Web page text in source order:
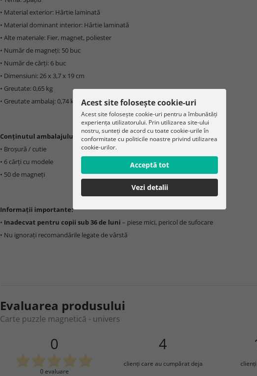
• Material exterior: Hârtie laminată
• Material dominant interior: Hârtie laminată
• Alte materiale: Fier, magnet, poliester
• Număr de magneți: 50 buc
• Număr de cărți: 6 buc
• Dimensiuni: 26 x 3,7 x 19 cm
• Greutate: 0,65 kg
• Greutate ambalaj: 0,74 kg
Conținutul ambalajului:
• Broșură / cutie
• 6 cărți cu modele
• 50 de magneți
Informații importante:
• Inadecvat pentru copii sub 36 de luni – piese mici, pericol de sufocare
• Nu ignorați recomandările legate de vârstă
Evaluarea produsului
Carte puzzle magnetică - univers
0
0 evaluare
4
clienţi care au cumpărat deja
Acest site folosește cookie-uri
Acest site folosește cookie-uri pentru a îmbunătăți
experiența utilizatorului. Prin utilizarea site-ului
nostru, sunteți de acord cu toate cookie-urile în
conformitate cu politicile noastre privind utilizarea
cookie-urilor.
Acceptă tot
Vezi detalii